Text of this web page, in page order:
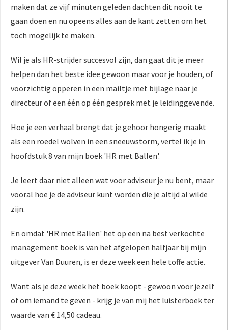
maken dat ze vijf minuten geleden dachten dit nooit te
gaan doen en nu opeens alles aan de kant zetten om het
toch mogelijk te maken.
Wil je als HR-strijder succesvol zijn, dan gaat dit je meer
helpen dan het beste idee gewoon maar voor je houden, of
voorzichtig opperen in een mailtje met bijlage naar je
directeur of een één op één gesprek met je leidinggevende.
Hoe je een verhaal brengt dat je gehoor hongerig maakt
als een roedel wolven in een sneeuwstorm, vertel ik je in
hoofdstuk 8 van mijn boek 'HR met Ballen'.
Je leert daar niet alleen wat voor adviseur je nu bent, maar
vooral hoe je de adviseur kunt worden die je altijd al wilde
zijn.
En omdat 'HR met Ballen' het op een na best verkochte
management boek is van het afgelopen halfjaar bij mijn
uitgever Van Duuren, is er deze week een hele toffe actie.
Want als je deze week het boek koopt - gewoon voor jezelf
of om iemand te geven - krijg je van mij het luisterboek ter
waarde van € 14,50 cadeau.